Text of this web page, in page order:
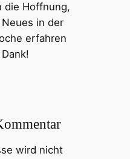
die Hoffnung,
in der
erfahren
wird nicht